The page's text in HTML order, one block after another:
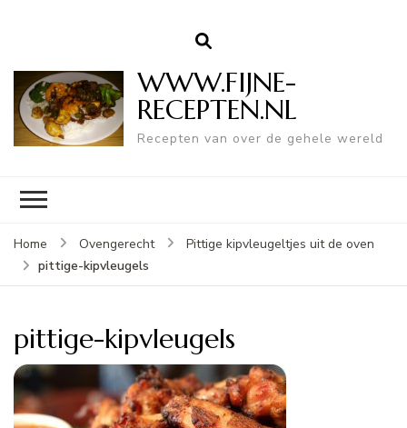
WWW.FIJNE-
RECEPTEN.NL
Recepten van over de gehele wereld
Home Ovengerecht
Pittige kipvleugeltjes uit de oven
pittige-kipvleugels
pittige-kipvleugels